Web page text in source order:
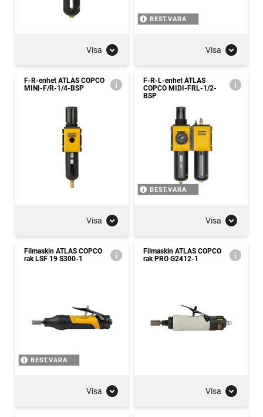
Visa
BEST.VARA
Visa
F-R-enhet ATLAS COPCO
MINI-F/R-1/4-BSP
Visa
F-R-L-enhet ATLAS
COPCO MIDI-FRL-1/2-
BSP
BEST.VARA
Visa
Filmaskin ATLAS COPCO
rak LSF 19 S300-1
BEST.VARA
Visa
Filmaskin ATLAS COPCO
rak PRO G2412-1
Visa